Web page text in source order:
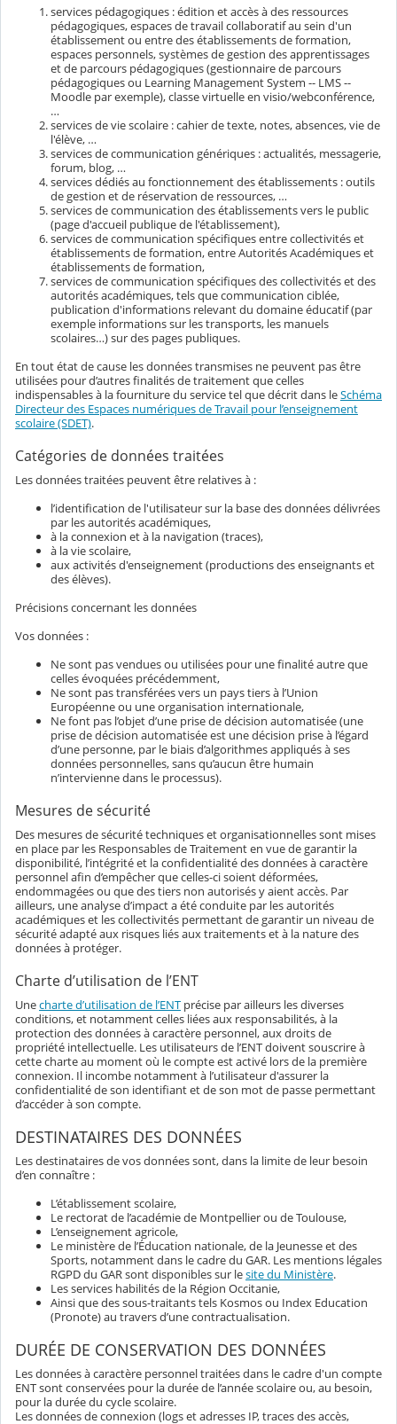
services pédagogiques : édition et accès à des ressources
pédagogiques, espaces de travail collaboratif au sein d'un
établissement ou entre des établissements de formation,
espaces personnels, systèmes de gestion des apprentissages
et de parcours pédagogiques (gestionnaire de parcours
pédagogiques ou Learning Management System -- LMS --
Moodle par exemple), classe virtuelle en visio/webconférence,
…
services de vie scolaire : cahier de texte, notes, absences, vie de
l'élève, …
services de communication génériques : actualités, messagerie,
forum, blog, …
services dédiés au fonctionnement des établissements : outils
de gestion et de réservation de ressources, …
services de communication des établissements vers le public
(page d'accueil publique de l'établissement),
services de communication spécifiques entre collectivités et
établissements de formation, entre Autorités Académiques et
établissements de formation,
services de communication spécifiques des collectivités et des
autorités académiques, tels que communication ciblée,
publication d'informations relevant du domaine éducatif (par
exemple informations sur les transports, les manuels
scolaires…) sur des pages publiques.
En tout état de cause les données transmises ne peuvent pas être
utilisées pour d’autres finalités de traitement que celles
indispensables à la fourniture du service tel que décrit dans leSchéma
Directeur des Espaces numériques de Travail pour l’enseignement
scolaire (SDET).
Catégories de données traitées
Les données traitées peuvent être relatives à :
l’identification de l'utilisateur sur la base des données délivrées
par les autorités académiques,
à la connexion et à la navigation (traces),
à la vie scolaire,
aux activités d'enseignement (productions des enseignants et
des élèves).
Précisions concernant les données
Vos données :
Ne sont pas vendues ou utilisées pour une finalité autre que
celles évoquées précédemment,
Ne sont pas transférées vers un pays tiers à l’Union
Européenne ou une organisation internationale,
Ne font pas l’objet d’une prise de décision automatisée (une
prise de décision automatisée est une décision prise à l’égard
d’une personne, par le biais d’algorithmes appliqués à ses
données personnelles, sans qu’aucun être humain
n’intervienne dans le processus).
Mesures de sécurité
Des mesures de sécurité techniques et organisationnelles sont mises
en place par les Responsables de Traitement en vue de garantir la
disponibilité, l’intégrité et la confidentialité des données à caractère
personnel afin d’empêcher que celles-ci soient déformées,
endommagées ou que des tiers non autorisés y aient accès. Par
ailleurs, une analyse d’impact a été conduite par les autorités
académiques et les collectivités permettant de garantir un niveau de
sécurité adapté aux risques liés aux traitements et à la nature des
données à protéger.
Charte d’utilisation de l’ENT
Unecharte d’utilisation de l’ENT précise par ailleurs les diverses
conditions, et notamment celles liées aux responsabilités, à la
protection des données à caractère personnel, aux droits de
propriété intellectuelle. Les utilisateurs de l’ENT doivent souscrire à
cette charte au moment où le compte est activé lors de la première
connexion. Il incombe notamment à l’utilisateur d'assurer la
confidentialité de son identifiant et de son mot de passe permettant
d’accéder à son compte.
DESTINATAIRES DES DONNÉES
Les destinataires de vos données sont, dans la limite de leur besoin
d’en connaître :
L’établissement scolaire,
Le rectorat de l’académie de Montpellier ou de Toulouse,
L’enseignement agricole,
Le ministère de l’Éducation nationale, de la Jeunesse et des
Sports, notamment dans le cadre du GAR. Les mentions légales
RGPD du GAR sont disponibles sur lesite du Ministère.
Les services habilités de la Région Occitanie,
Ainsi que des sous-traitants tels Kosmos ou Index Education
(Pronote) au travers d’une contractualisation.
DURÉE DE CONSERVATION DES DONNÉES
Les données à caractère personnel traitées dans le cadre d'un compte
ENT sont conservées pour la durée de l’année scolaire ou, au besoin,
pour la durée du cycle scolaire.
Les données de connexion (logs et adresses IP, traces des accès,